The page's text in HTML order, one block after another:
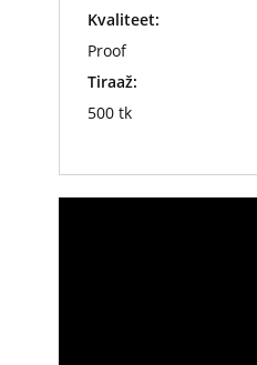
Kvaliteet:
Proof
Tiraaž:
500 tk